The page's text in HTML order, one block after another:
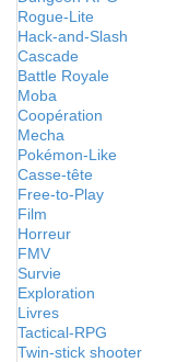
Rogue-Lite
Hack-and-Slash
Cascade
Battle Royale
Moba
Coopération
Mecha
Pokémon-Like
Casse-tête
Free-to-Play
Film
Horreur
FMV
Survie
Exploration
Livres
Tactical-RPG
Twin-stick shooter